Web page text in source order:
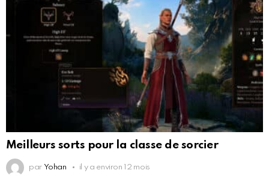
Meilleurs sorts pour la classe de sorcier
par Yohan il y a environ 12 mois